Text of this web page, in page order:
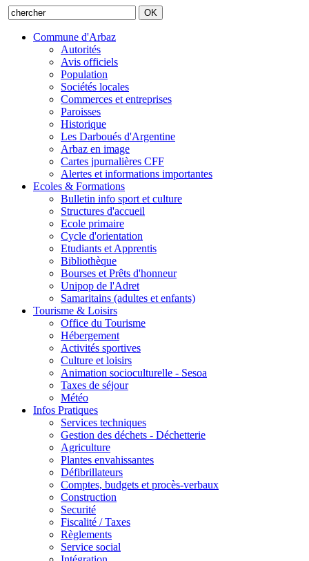
Commune d'Arbaz
Autorités
Avis officiels
Population
Sociétés locales
Commerces et entreprises
Paroisses
Historique
Les Darboués d'Argentine
Arbaz en image
Cartes jpurnalières CFF
Alertes et informations importantes
Ecoles & Formations
Bulletin info sport et culture
Structures d'accueil
Ecole primaire
Cycle d'orientation
Etudiants et Apprentis
Bibliothèque
Bourses et Prêts d'honneur
Unipop de l'Adret
Samaritains (adultes et enfants)
Tourisme & Loisirs
Office du Tourisme
Hébergement
Activités sportives
Culture et loisirs
Animation socioculturelle - Sesoa
Taxes de séjour
Météo
Infos Pratiques
Services techniques
Gestion des déchets - Déchetterie
Agriculture
Plantes envahissantes
Défibrillateurs
Comptes, budgets et procès-verbaux
Construction
Securité
Fiscalité / Taxes
Règlements
Service social